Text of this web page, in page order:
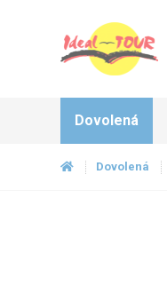
Dovolená
Dovolená